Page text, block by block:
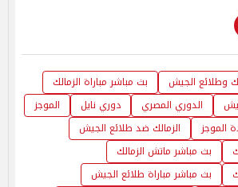
وطلائع الجيش
بث مباشر مباراة الزمالك
الدوري المصري دوري نايل
الموجز
الموجز
الزمالك ضد طلائع الجيش
بث مباشر ماتش الزمالك
بث مباشر مباراة طلائع الجيش